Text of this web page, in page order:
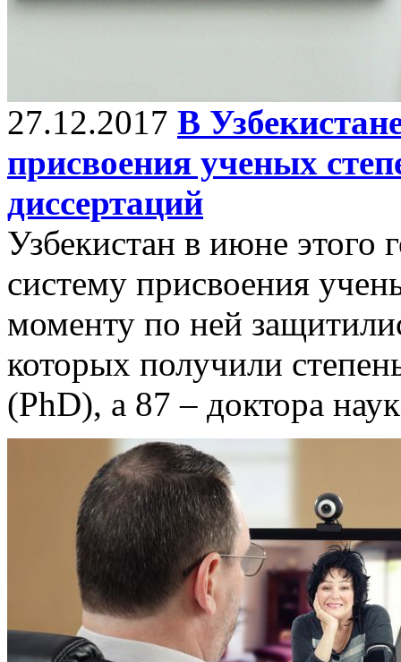
27.12.2017 В
присвоения ученых
диссертаций
Узбекистан в июне этого
систему присвоения
моменту по ней
которых получили
(PhD), а 87 – доктора